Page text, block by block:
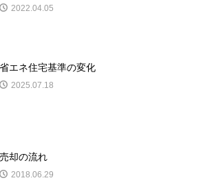
2022.04.05
省エネ住宅基準の変化
2025.07.18
売却の流れ
2018.06.29